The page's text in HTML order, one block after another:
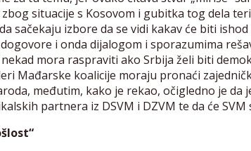
situacije s Kosovom i gubitka tog dela
sačekaju izbore da se vidi kakav će biti
i onda dijalogom i sporazumima
mora raspraviti ako Srbija želi biti
Mađarske koalicije moraju pronaći
međutim, kako je rekao, očigledno je da
partnera iz DSVM i DZVM te da će